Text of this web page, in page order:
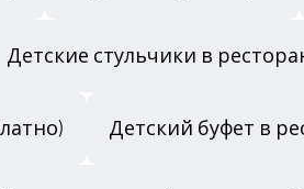
Детские стульчики в
Детский буфет в